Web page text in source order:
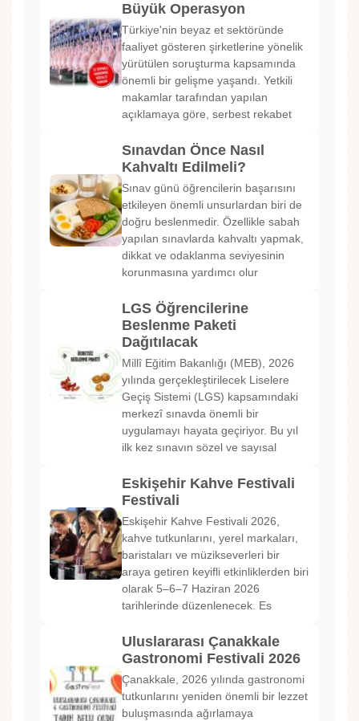
Büyük Operasyon
Türkiye'nin beyaz et sektöründe
faaliyet gösteren şirketlerine yönelik
yürütülen soruşturma kapsamında
önemli bir gelişme yaşandı. Yetkili
makamlar tarafından yapılan
açıklamaya göre, serbest rekabet
Sınavdan Önce Nasıl
Kahvaltı Edilmeli?
Sınav günü öğrencilerin başarısını
etkileyen önemli unsurlardan biri de
doğru beslenmedir. Özellikle sabah
yapılan sınavlarda kahvaltı yapmak,
dikkat ve odaklanma seviyesinin
korunmasına yardımcı olur
LGS Öğrencilerine
Beslenme Paketi
Dağıtılacak
Millî Eğitim Bakanlığı (MEB), 2026
yılında gerçekleştirilecek Liselere
Geçiş Sistemi (LGS) kapsamındaki
merkezî sınavda önemli bir
uygulamayı hayata geçiriyor. Bu yıl
ilk kez sınavın sözel ve sayısal
Eskişehir Kahve Festivali
Festivali
Eskişehir Kahve Festivali 2026,
kahve tutkunlarını, yerel markaları,
baristaları ve müzikseverleri bir
araya getiren keyifli etkinliklerden biri
olarak 5–6–7 Haziran 2026
tarihlerinde düzenlenecek. Es
Uluslararası Çanakkale
Gastronomi Festivali 2026
Çanakkale, 2026 yılında gastronomi
tutkunlarını yeniden önemli bir lezzet
buluşmasında ağırlamaya